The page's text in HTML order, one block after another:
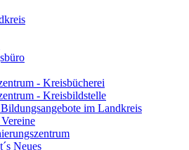
- Kreisbücherei
- Kreisbildstelle
im Landkreis
Neues